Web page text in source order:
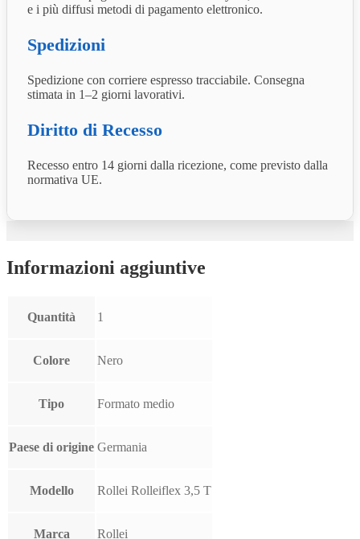
e i più diffusi metodi di pagamento elettronico.
Spedizioni
Spedizione con corriere espresso tracciabile. Consegna
stimata in 1–2 giorni lavorativi.
Diritto di Recesso
Recesso entro 14 giorni dalla ricezione, come previsto dalla
normativa UE.
Informazioni aggiuntive
Quantità 1
Colore Nero
Tipo Formato medio
Paese di origine Germania
Modello Rollei Rolleiflex 3,5 T
Marca Rollei